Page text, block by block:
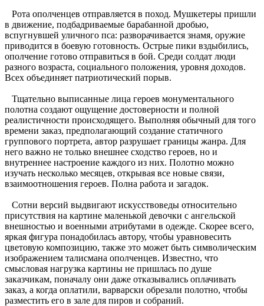
Рота ополченцев отправляется в поход. Мушкетеры пришли
в движение, подбадриваемые барабанной дробью,
вспугнувшей уличного пса: разворачивается знамя, оружие
приводится в боевую готовность. Острые пики вздыбились,
ополчение готово отправиться в бой. Среди солдат люди
разного возраста, социального положения, уровня доходов.
Всех объединяет патриотический порыв.
Тщательно выписанные лица героев монументального
полотна создают ощущение достоверности и полной
реалистичности происходящего. Выполняя обычный для того
времени заказ, предполагающий создание статичного
группового портрета, автор разрушает границы жанра. Для
него важно не только внешнее сходство героев, но и
внутреннее настроение каждого из них. Полотно можно
изучать несколько месяцев, открывая все новые связи,
взаимоотношения героев. Полна работа и загадок.
Сотни версий выдвигают искусствоведы относительно
присутствия на картине маленькой девочки с ангельской
внешностью и военными атрибутами в одежде. Скорее всего,
яркая фигура понадобилась автору, чтобы уравновесить
цветовую композицию, также это может быть символическим
изображением талисмана ополченцев. Известно, что
смысловая нагрузка картины не пришлась по душе
заказчикам, поначалу они даже отказывались оплачивать
заказ, а когда оплатили, варварски обрезали полотно, чтобы
разместить его в зале для пиров и собраний.